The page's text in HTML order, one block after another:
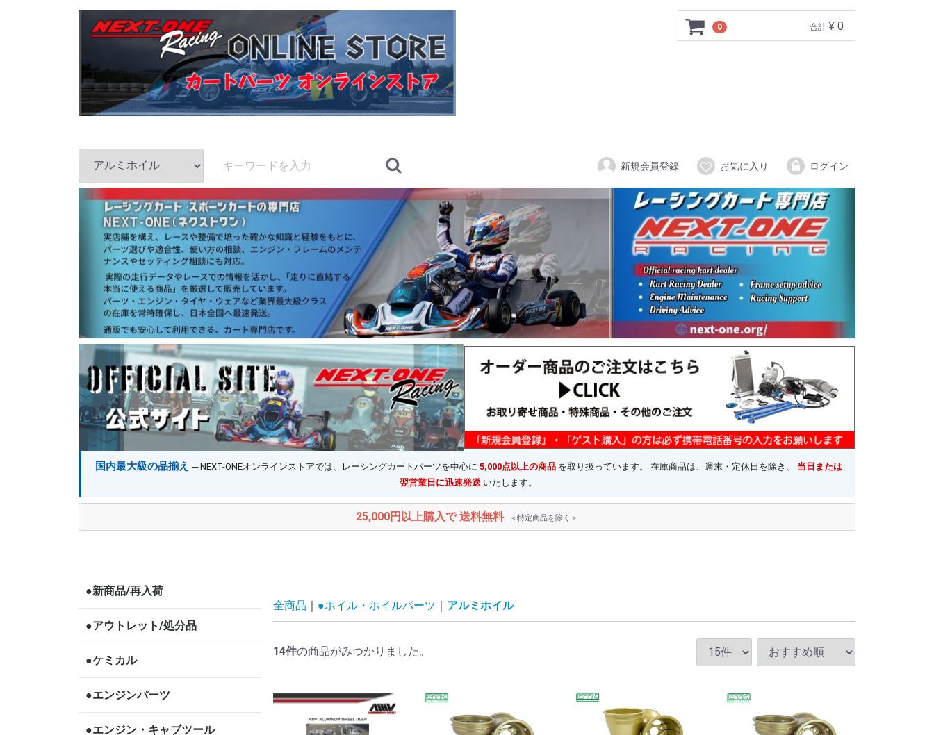
0 合計 ¥ 0
新規会員登録 お気に入り ログイン
国内最大級の品揃え ─ NEXT-ONEオンラインストアでは、レーシングカートパーツを中心に 5,000点以上の商品を取り扱っています。 在庫商品は、週末・定休日を除き、 当日または
翌営業日に迅速発送 いたします。
25,000円以上購入で 送料無料 ＜特定商品を除く＞
●新商品/再入荷
●アウトレット/処分品
●ケミカル
●エンジンパーツ
●エンジン・キャブツール
全商品 ●ホイル・ホイルパーツ アルミホイル
14件の商品がみつかりました。